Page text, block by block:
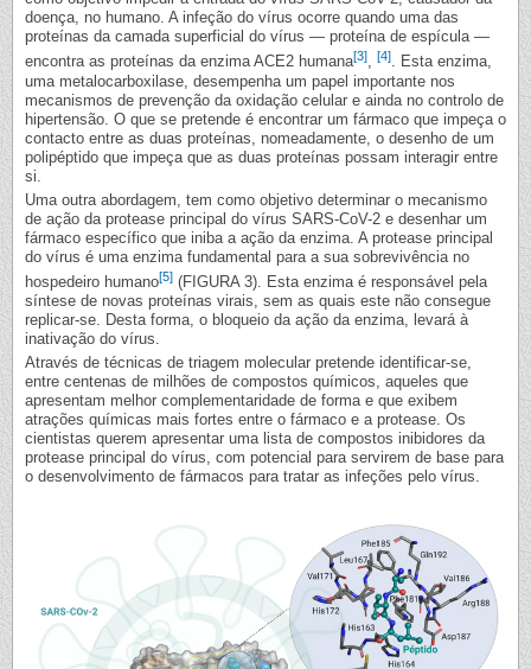
doença, no humano. A infeção do vírus ocorre quando uma das
proteínas da camada superficial do vírus — proteína de espícula —
encontra as proteínas da enzima ACE2 humana[3], [4]. Esta enzima,
uma metalocarboxilase, desempenha um papel importante nos
mecanismos de prevenção da oxidação celular e ainda no controlo de
hipertensão. O que se pretende é encontrar um fármaco que impeça o
contacto entre as duas proteínas, nomeadamente, o desenho de um
polipéptido que impeça que as duas proteínas possam interagir entre
si.
Uma outra abordagem, tem como objetivo determinar o mecanismo
de ação da protease principal do vírus SARS-CoV-2 e desenhar um
fármaco específico que iniba a ação da enzima. A protease principal
do vírus é uma enzima fundamental para a sua sobrevivência no
hospedeiro humano[5] (FIGURA 3). Esta enzima é responsável pela
síntese de novas proteínas virais, sem as quais este não consegue
replicar-se. Desta forma, o bloqueio da ação da enzima, levará à
inativação do vírus.
Através de técnicas de triagem molecular pretende identificar-se,
entre centenas de milhões de compostos químicos, aqueles que
apresentam melhor complementaridade de forma e que exibem
atrações químicas mais fortes entre o fármaco e a protease. Os
cientistas querem apresentar uma lista de compostos inibidores da
protease principal do vírus, com potencial para servirem de base para
o desenvolvimento de fármacos para tratar as infeções pelo vírus.